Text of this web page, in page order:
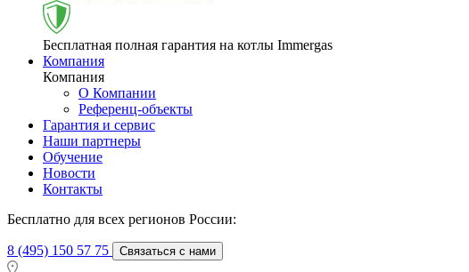
Бесплатная полная гарантия на котлы Immergas
Компания
Компания
О Компании
Референц-объекты
Гарантия и сервис
Наши партнеры
Обучение
Новости
Контакты
Бесплатно для всех регионов России:
8 (495) 150 57 75 Связаться с нами